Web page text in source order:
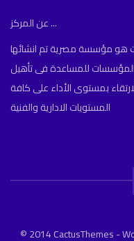
عن المركز ...
هو مؤسسة مصرية تم انشائها
للمساعدة فى تأهيل
بمستوى الأداء على كافة
المستويات الادارية والفنية
© 2014 CactusThemes -